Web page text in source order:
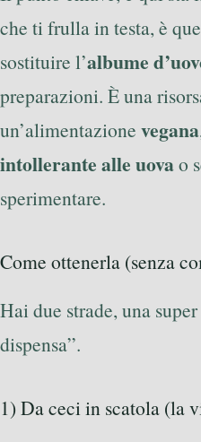
che ti frulla in testa, è
sostituire l’albume
preparazioni. È una
un’alimentazione vegana
intollerante alle uovao
sperimentare.
Come ottenerla (senza
Hai due strade, una
dispensa”.
1) Da ceci in scatola (la